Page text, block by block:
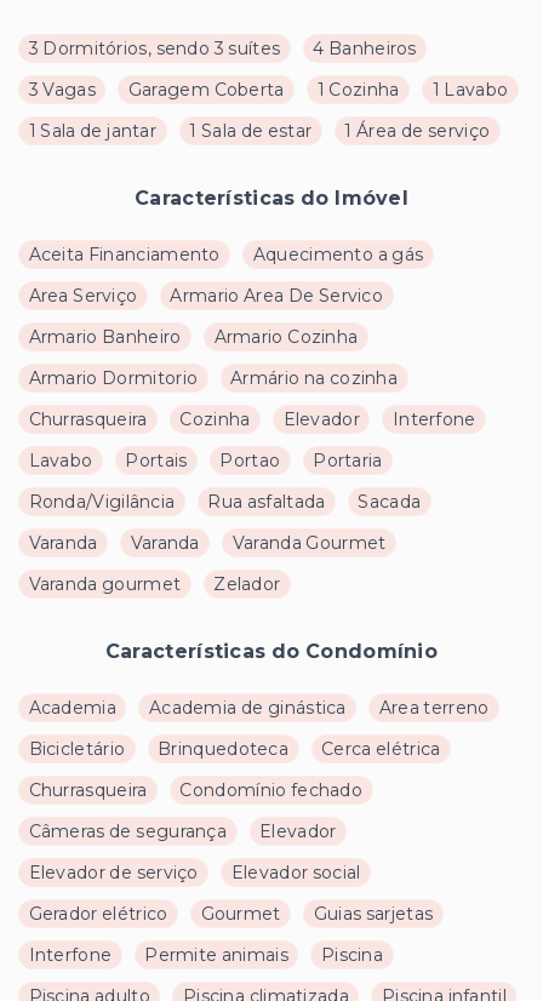
3 Dormitórios, sendo 3 suítes
4 Banheiros
3 Vagas
Garagem Coberta 1 Cozinha
1 Lavabo
1 Sala de jantar
1 Sala de estar 1 Área de serviço
Características do Imóvel
Aceita Financiamento
Aquecimento a gás
Area Serviço
Armario Area De Servico
Armario Banheiro
Armario Cozinha
Armario Dormitorio
Armário na cozinha
Churrasqueira
Cozinha Elevador
Interfone
Lavabo
Portais Portao
Portaria
Ronda/Vigilância
Rua asfaltada
Sacada
Varanda
Varanda
Varanda Gourmet
Varanda gourmet
Zelador
Características do Condomínio
Academia Academia de ginástica
Area terreno
Bicicletário
Brinquedoteca
Cerca elétrica
Churrasqueira
Condomínio fechado
Câmeras de segurança
Elevador
Elevador de serviço
Elevador social
Gerador elétrico
Gourmet
Guias sarjetas
Interfone
Permite animais
Piscina